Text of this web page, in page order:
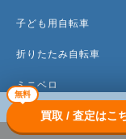
無料
買取 / 査定はこ
子ども用自転車
折りたたみ自転車
ミニベロ